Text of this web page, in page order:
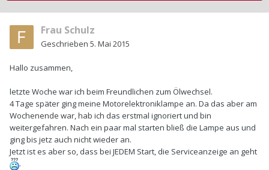
Frau Schulz
Geschrieben 5. Mai 2015
Hallo zusammen,
letzte Woche war ich beim Freundlichen zum Ölwechsel.
4 Tage später ging meine Motorelektroniklampe an. Da das aber am
Wochenende war, hab ich das erstmal ignoriert und bin
weitergefahren. Nach ein paar mal starten bließ die Lampe aus und
ging bis jetz auch nicht wieder an.
Jetzt ist es aber so, dass bei JEDEM Start, die Serviceanzeige an geht
.